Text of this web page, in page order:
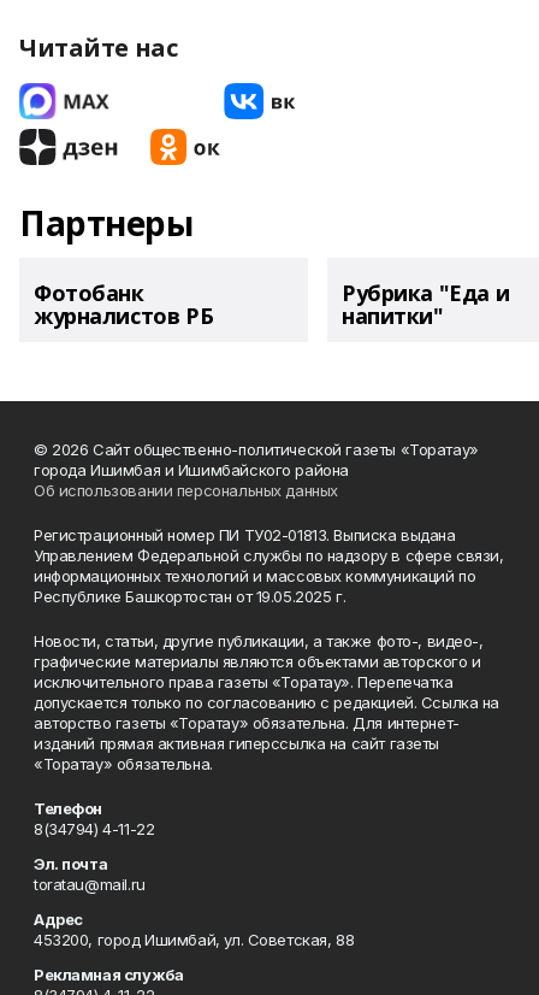
Читайте нас
Партнеры
Фотобанк
журналистов РБ
Рубрика "Еда и
напитки"
© 2026 Сайт общественно-политической газеты «Торатау»
города Ишимбая и Ишимбайского района
Об использовании персональных данных
Регистрационный номер ПИ ТУ02-01813. Выписка выдана
Управлением Федеральной службы по надзору в сфере связи,
информационных технологий и массовых коммуникаций по
Республике Башкортостан от 19.05.2025 г.
Новости, статьи, другие публикации, а также фото-, видео-,
графические материалы являются объектами авторского и
исключительного права газеты «Торатау». Перепечатка
допускается только по согласованию с редакцией. Ссылка на
авторство газеты «Торатау» обязательна. Для интернет-
изданий прямая активная гиперссылка на сайт газеты
«Торатау» обязательна.
Телефон
8(34794) 4-11-22
Эл. почта
toratau@mail.ru
Адрес
453200, город Ишимбай, ул. Советская, 88
Рекламная служба